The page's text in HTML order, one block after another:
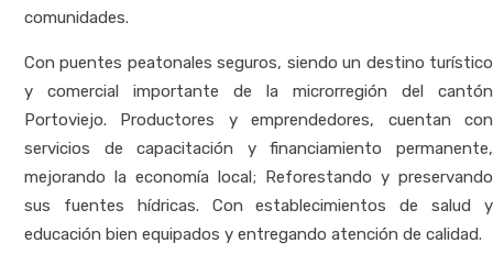
comunidades.
Con puentes peatonales seguros, siendo un destino turístico
y comercial importante de la microrregión del cantón
Portoviejo. Productores y emprendedores, cuentan con
servicios de capacitación y financiamiento permanente,
mejorando la economía local; Reforestando y preservando
sus fuentes hídricas. Con establecimientos de salud y
educación bien equipados y entregando atención de calidad.